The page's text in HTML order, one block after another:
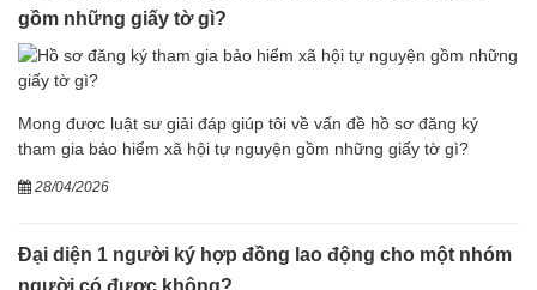
gồm những giấy tờ gì?
Mong được luật sư giải đáp giúp tôi về vấn đề hồ sơ đăng ký
tham gia bảo hiểm xã hội tự nguyện gồm những giấy tờ gì?
28/04/2026
Đại diện 1 người ký hợp đồng lao động cho một nhóm